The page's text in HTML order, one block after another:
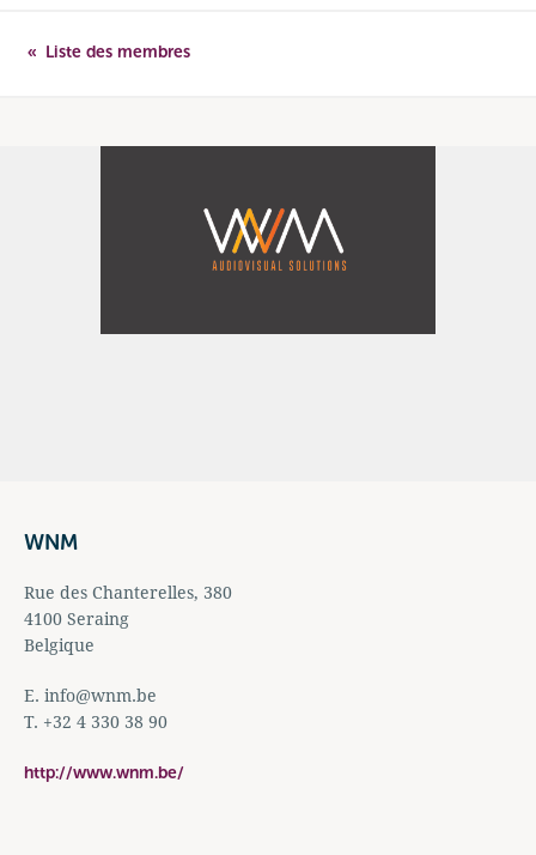
Liste des membres
WNM
Rue des Chanterelles, 380
4100 Seraing
Belgique
E. info@wnm.be
T. +32 4 330 38 90
http://www.wnm.be/